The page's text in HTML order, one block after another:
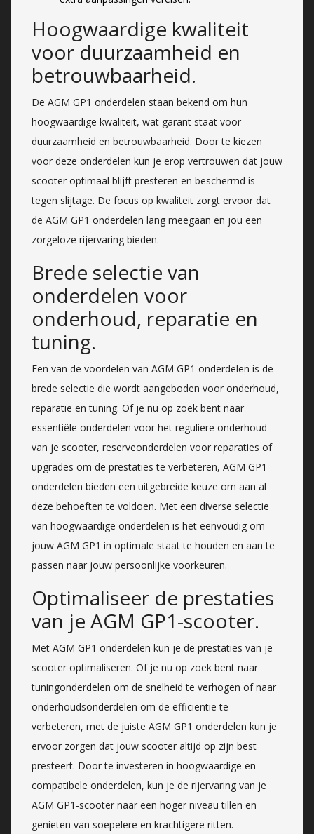
Hoogwaardige kwaliteit
voor duurzaamheid en
betrouwbaarheid.
De AGM GP1 onderdelen staan bekend om hun
hoogwaardige kwaliteit, wat garant staat voor
duurzaamheid en betrouwbaarheid. Door te kiezen
voor deze onderdelen kun je erop vertrouwen dat jouw
scooter optimaal blijft presteren en beschermd is
tegen slijtage. De focus op kwaliteit zorgt ervoor dat
de AGM GP1 onderdelen lang meegaan en jou een
zorgeloze rijervaring bieden.
Brede selectie van
onderdelen voor
onderhoud, reparatie en
tuning.
Een van de voordelen van AGM GP1 onderdelen is de
brede selectie die wordt aangeboden voor onderhoud,
reparatie en tuning. Of je nu op zoek bent naar
essentiële onderdelen voor het reguliere onderhoud
van je scooter, reserveonderdelen voor reparaties of
upgrades om de prestaties te verbeteren, AGM GP1
onderdelen bieden een uitgebreide keuze om aan al
deze behoeften te voldoen. Met een diverse selectie
van hoogwaardige onderdelen is het eenvoudig om
jouw AGM GP1 in optimale staat te houden en aan te
passen naar jouw persoonlijke voorkeuren.
Optimaliseer de prestaties
van je AGM GP1-scooter.
Met AGM GP1 onderdelen kun je de prestaties van je
scooter optimaliseren. Of je nu op zoek bent naar
tuningonderdelen om de snelheid te verhogen of naar
onderhoudsonderdelen om de efficiëntie te
verbeteren, met de juiste AGM GP1 onderdelen kun je
ervoor zorgen dat jouw scooter altijd op zijn best
presteert. Door te investeren in hoogwaardige en
compatibele onderdelen, kun je de rijervaring van je
AGM GP1-scooter naar een hoger niveau tillen en
genieten van soepelere en krachtigere ritten.